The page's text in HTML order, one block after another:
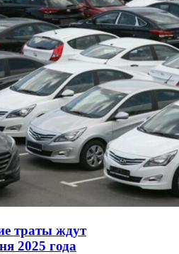
траты ждут
2025 года